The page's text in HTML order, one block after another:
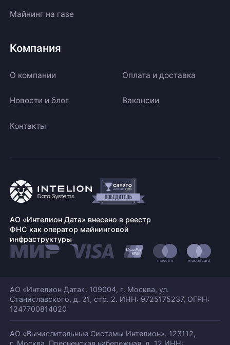
Майнинг на газе
Компания
О компании Оплата и доставка
Новости и блог Вакансии
Контакты
АО «Интелион Дата» внесено в реестр
ФНС как оператор майнинговой
инфраструктуры
АО «Интелион Дата». 109004, г. Москва, ул.
Станиславского, д. 21, стр. 2. ИНН: 9725175237, ОГРН:
1247700814020
АО «Вычислительные Системы Интелион». 123112,
г. Москва, Пресненская набережная, д. 12 ИНН: